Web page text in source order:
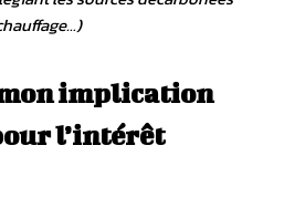
mon implication
l’intérêt